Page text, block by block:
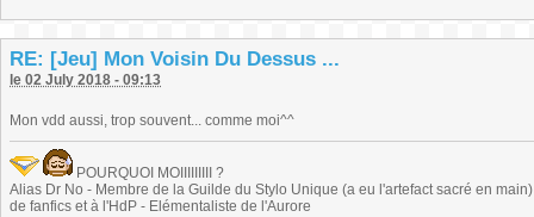
RE: [Jeu] Mon Voisin Du Dessus ...
le 02 July 2018 - 09:13
Mon vdd aussi, trop souvent... comme moi^^
POURQUOI MOIIIIIIIII ?
Alias Dr No - Membre de la Guilde du Stylo Unique (a eu l'artefact sacré en
de fanfics et à l'HdP - Elémentaliste de l'Aurore